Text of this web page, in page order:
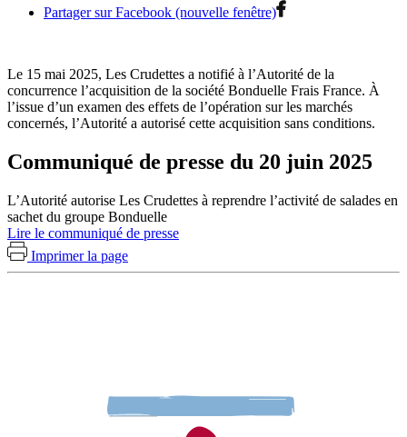
Partager sur Facebook (nouvelle fenêtre)
Le 15 mai 2025, Les Crudettes a notifié à l’Autorité de la
concurrence l’acquisition de la société Bonduelle Frais France. À
l’issue d’un examen des effets de l’opération sur les marchés
concernés, l’Autorité a autorisé cette acquisition sans conditions.
Communiqué de presse du 20 juin 2025
L’Autorité autorise Les Crudettes à reprendre l’activité de salades en
sachet du groupe Bonduelle
Lire le communiqué de presse
Imprimer la page